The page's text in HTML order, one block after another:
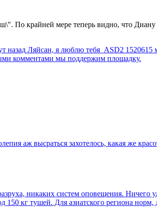
По крайней мере теперь видно, что
назад Ляйсан, я люблю тебя ASD2 1520615
комментами мы поддержим площадку.
аж высраться захотелось, какая же
никаких систем оповещения. Ничего
кг тушей. Для азиатского региона норм,